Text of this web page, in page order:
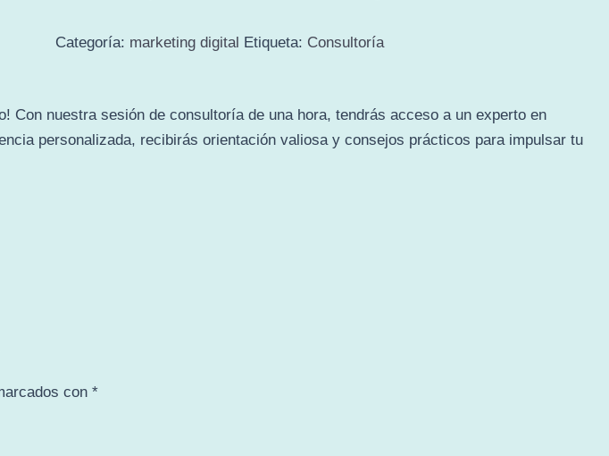
Categoría: marketing digital Etiqueta: Consultoría
nuestra sesión de consultoría de una hora, tendrás acceso a un experto en
personalizada, recibirás orientación valiosa y consejos prácticos para impulsar tu
con *